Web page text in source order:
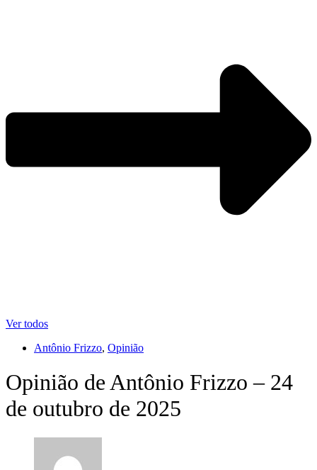
Ver todos
Antônio Frizzo, Opinião
Opinião de Antônio Frizzo – 24
de outubro de 2025